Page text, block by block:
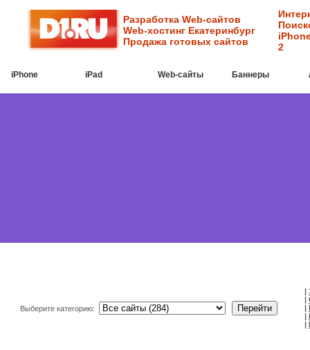
Разработка Web-сайтов
Web-хостинг Екатеринбург
Продажа готовых сайтов
2
iPhone iPad Web-cайты Баннеры
Выберите категорию:
|
|
|
|
|